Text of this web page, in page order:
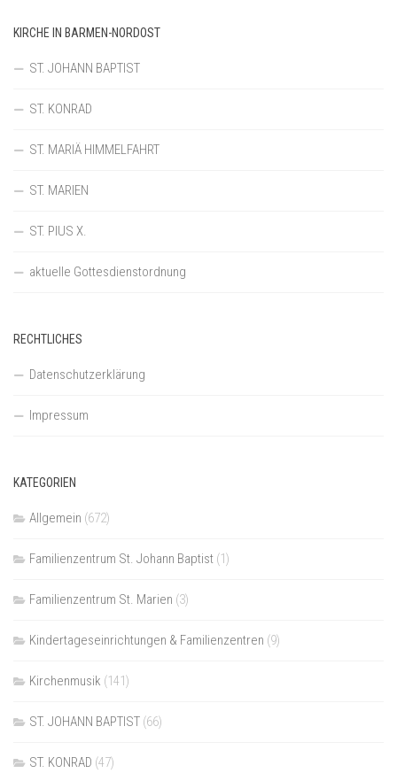
KIRCHE IN BARMEN-NORDOST
ST. JOHANN BAPTIST
ST. KONRAD
ST. MARIÄ HIMMELFAHRT
ST. MARIEN
ST. PIUS X.
aktuelle Gottesdienstordnung
RECHTLICHES
Datenschutzerklärung
Impressum
KATEGORIEN
Allgemein (672)
Familienzentrum St. Johann Baptist (1)
Familienzentrum St. Marien (3)
Kindertageseinrichtungen & Familienzentren (9)
Kirchenmusik (141)
ST. JOHANN BAPTIST (66)
ST. KONRAD (47)